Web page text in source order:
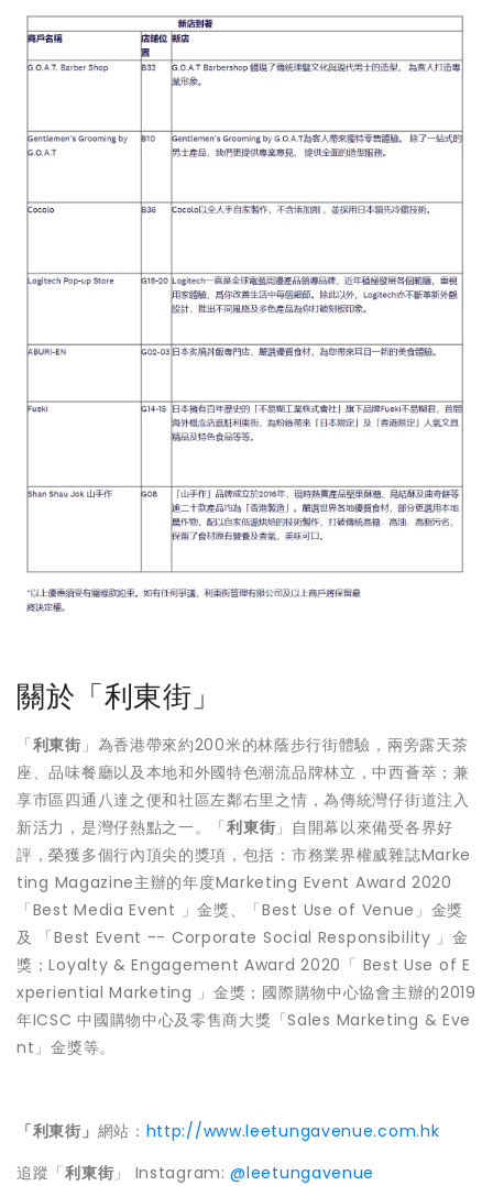
關於「利東街」
「利東街」為香港帶來約200米的林蔭步行街體驗，兩旁露天茶
座、品味餐廳以及本地和外國特色潮流品牌林立，中西薈萃；兼
享市區四通八達之便和社區左鄰右里之情，為傳統灣仔街道注入
新活力，是灣仔熱點之一。「利東街」自開幕以來備受各界好
評，榮獲多個行內頂尖的獎項，包括：市務業界權威雜誌Marke
ting Magazine主辦的年度Marketing Event Award 2020
「Best Media Event 」金獎、「Best Use of Venue」金獎
及 「Best Event -- Corporate Social Responsibility 」金
獎；Loyalty & Engagement Award 2020「 Best Use of E
xperiential Marketing 」金獎；國際購物中心協會主辦的2019
年ICSC 中國購物中心及零售商大獎「Sales Marketing & Eve
nt」金獎等。
「利東街」 網站： http://www.leetungavenue.com.hk
追蹤「利東街」 Instagram:@leetungavenue